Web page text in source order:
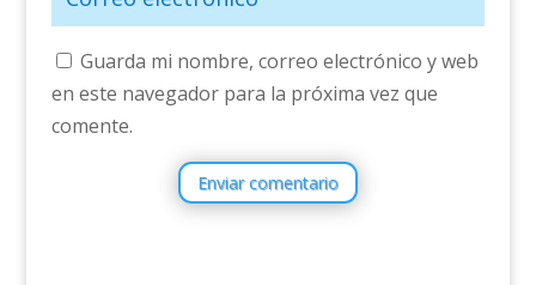
Guarda mi nombre, correo electrónico y web
en este navegador para la próxima vez que
comente.
Enviar comentario